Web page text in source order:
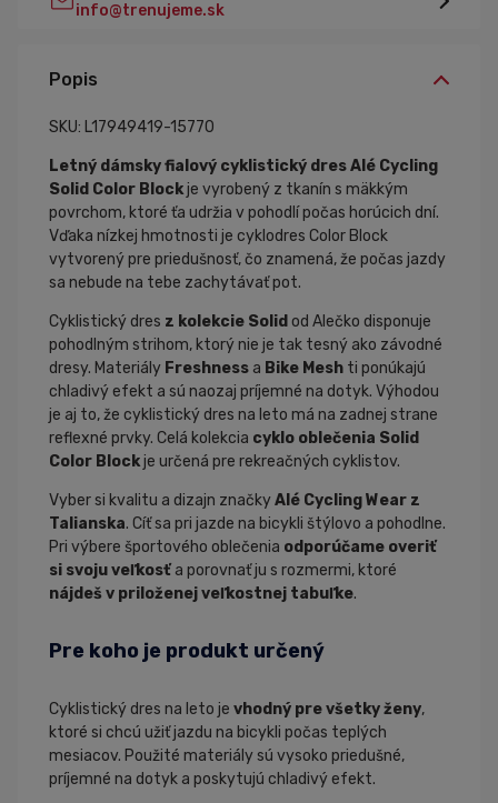
info@trenujeme.sk
Popis
SKU: L17949419-15770
Letný dámsky fialový cyklistický dresAlé Cycling
Solid Color Blockje vyrobený z tkanín s mäkkým
povrchom, ktoré ťa udržia v pohodlí počas horúcich dní.
Vďaka nízkej hmotnosti je cyklodres Color Block
vytvorený pre priedušnosť, čo znamená, že počas jazdy
sa nebude na tebe zachytávať pot.
Cyklistický dres z kolekcie Solid od Alečko disponuje
pohodlným strihom, ktorý nie je tak tesný ako závodné
dresy. Materiály Freshness a Bike Mesh ti ponúkajú
chladivý efekt a sú naozaj príjemné na dotyk. Výhodou
je aj to, že cyklistický dres na leto má na zadnej strane
reflexné prvky. Celá kolekcia cyklo oblečenia Solid
Color Blockje určená pre rekreačných cyklistov.
Vyber si kvalitu a dizajn značkyAlé Cycling Wear z
Talianska. Cíť sa pri jazde na bicykli štýlovo a pohodlne.
Pri výbere športového oblečenia odporúčame overiť
si svoju veľkosťa porovnať ju s rozmermi, ktoré
nájdeš v priloženej veľkostnej tabuľke.
Pre koho je produkt určený
Cyklistický dres na leto je vhodný pre všetky ženy,
ktoré si chcú užiť jazdu na bicykli počas teplých
mesiacov. Použité materiály sú vysoko priedušné,
príjemné na dotyk a poskytujú chladivý efekt.